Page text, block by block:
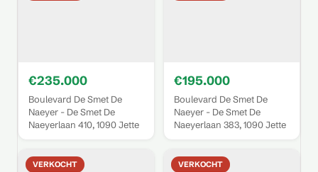
€235.000
Boulevard De Smet De
Naeyer - De Smet De
Naeyerlaan 410, 1090 Jette
€195.000
Boulevard De Smet De
Naeyer - De Smet De
Naeyerlaan 383, 1090 Jette
VERKOCHT VERKOCHT